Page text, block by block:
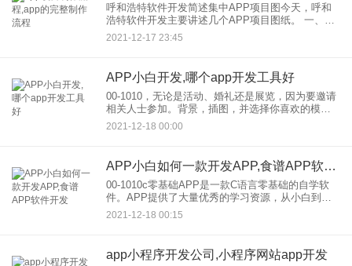
呼和浩特软件开发简述集中APP项目图今天，呼和
浩特软件开发主要讲述几个APP项目图纸。 一、
APP开发流程图 在开发，公司，完成项目分析后，
将根据您的项目要求绘制详细的项目流程图，也称
2021-12-17 23:45
APP小白开发,哪个app开发工具好
00-1010，无论是活动、婚礼还是展览，因为要邀请
相关人士参加。背景，插图，并选择你喜欢的模
板：千模板供用户选择，有详细的分类，包括企
业，事件，假期和个人。 2.在线制作：在线制作可
2021-12-18 00:00
APP小白如何一款开发APP,食谱APP软件开发
00-1010c零基础APP是一款C语言零基础的自学软
件。APP提供了大量优秀的学习资源，从小白到基
础进阶学习都有。不管有没有基础，都能找到合适
的课程。这是专业学习的法宝。现在是大数据时
2021-12-18 00:15
app小程序开发公司,小程序网站app开发